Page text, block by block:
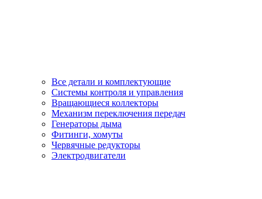
Все детали и комплектующие
Системы контроля и управления
Вращающиеся коллекторы
Механизм переключения передач
Генераторы дыма
Фитинги, хомуты
Червячные редукторы
Электродвигатели